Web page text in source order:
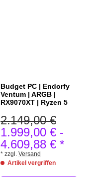
Budget PC | Endorfy
Ventum | ARGB |
RX9070XT | Ryzen 5
1.999,00 € -
4.609,88 € *
2.149,00 €
* zzgl. Versand
Artikel vergriffen